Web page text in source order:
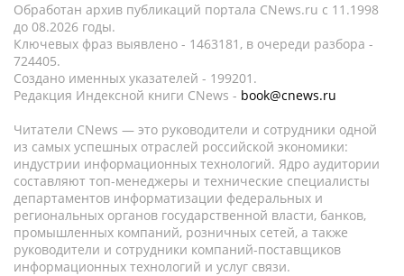
Обработан архив публикаций портала CNews.ru c 11.1998
до 08.2026 годы.
Ключевых фраз выявлено - 1463181, в очереди разбора -
724405.
Создано именных указателей - 199201.
Редакция Индексной книги CNews - book@cnews.ru
Читатели CNews — это руководители и сотрудники одной
из самых успешных отраслей российской экономики:
индустрии информационных технологий. Ядро аудитории
составляют топ-менеджеры и технические специалисты
департаментов информатизации федеральных и
региональных органов государственной власти, банков,
промышленных компаний, розничных сетей, а также
руководители и сотрудники компаний-поставщиков
информационных технологий и услуг связи.